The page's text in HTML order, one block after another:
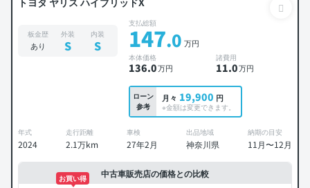
板金歴
あり
外装
S
内装
S
支払総額
147.0 万円
本体価格
136.0万円
諸費用
11.0万円
ローン
参考
月々 19,900 円
※金額は変更できます。
年式
2024
走行距離
2.1万km
車検
27年2月
出品地域
神奈川県
納期の目安
11月〜12月
中古車販売店の価格との比較
お買い得